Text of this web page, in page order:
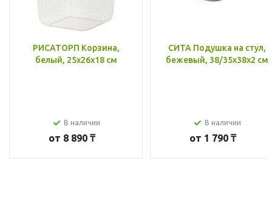
РИСАТОРП Корзина,
белый, 25x26x18 см
В наличии
от 8 890 ₸
СИТА Подушка на стул,
бежевый, 38/35x38x2 см
В наличии
от 1 790 ₸